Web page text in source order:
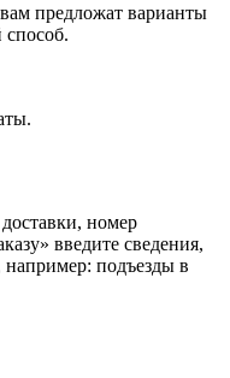
предложат варианты
номер
введите сведения,
например: подъезды в